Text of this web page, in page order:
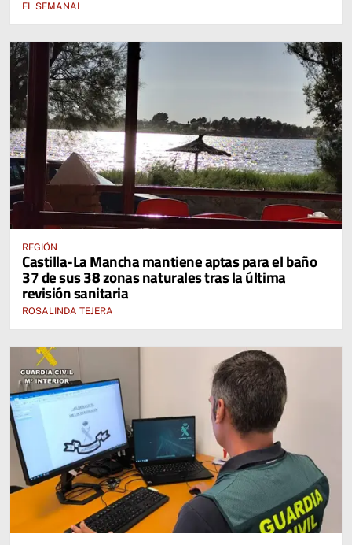
EL SEMANAL
REGIÓN
Castilla-La Mancha mantiene aptas para el baño
37 de sus 38 zonas naturales tras la última
revisión sanitaria
ROSALINDA TEJERA